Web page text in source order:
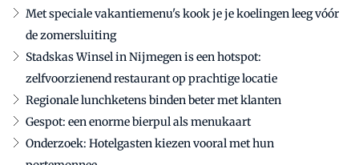
Met speciale vakantiemenu's kook je je koelingen leeg vóór
de zomersluiting
Stadskas Winsel in Nijmegen is een hotspot:
zelfvoorzienend restaurant op prachtige locatie
Regionale lunchketens binden beter met klanten
Gespot: een enorme bierpul als menukaart
Onderzoek: Hotelgasten kiezen vooral met hun